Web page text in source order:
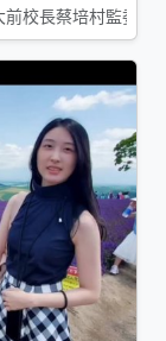
前校長蔡培村監委